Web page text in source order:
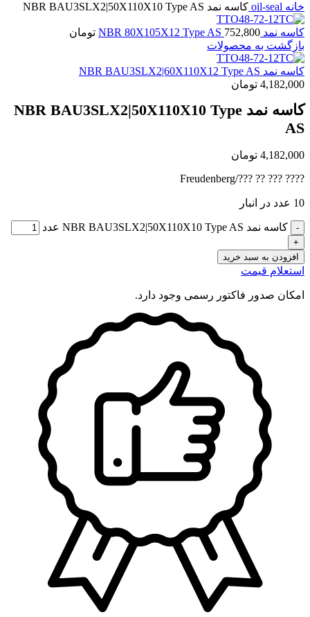
خانه oil-seal کاسه نمد NBR BAU3SLX2|50X110X10 Type AS
کاسه نمد NBR 80X105X12 Type AS 752,800
تومان
بازگشت به محصولات
کاسه نمد NBR BAU3SLX2|60X110X12 Type AS
4,182,000 تومان
کاسه نمد NBR BAU3SLX2|50X110X10 Type
AS
4,182,000 تومان
???? ??? ?? ???/Freudenberg
10 عدد در انبار
کاسه نمد NBR BAU3SLX2|50X110X10 Type AS عدد
افزودن به سبد خرید
استعلام قیمت
امکان صدور فاکتور رسمی وجود دارد.